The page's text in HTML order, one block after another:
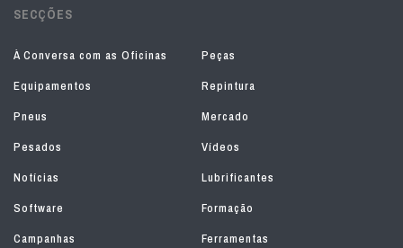
SECÇÕES
À Conversa com as Oficinas
Peças
Equipamentos
Repintura
Pneus
Mercado
Pesados
Vídeos
Notícias
Lubrificantes
Software
Formação
Campanhas
Ferramentas